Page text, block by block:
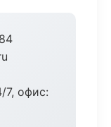
7, офис: